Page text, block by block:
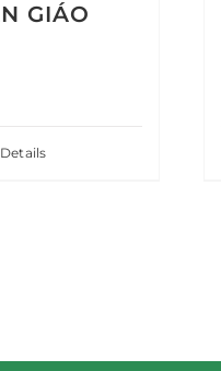
GIÁO
Details